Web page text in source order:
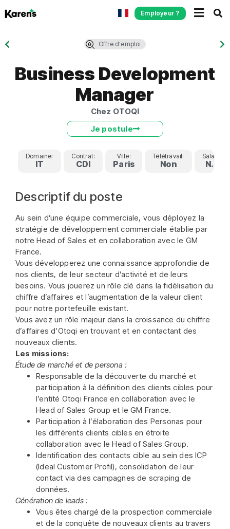
Employeur ?
Offre d'emploi
Business Development
Manager
Chez OTOQI
Je postule
Domaine:
IT
Contrat:
CDI
Ville:
Paris
Télétravail:
Non
Salaire:
N.C
Descriptif du poste
Au sein d’une équipe commerciale, vous déployez la
stratégie de développement commerciale établie par
notre Head of Sales et en collaboration avec le GM
France.
Vous développerez une connaissance approfondie de
nos clients, de leur secteur d’activité et de leurs
besoins. Vous jouerez un rôle clé dans la fidélisation du
chiffre d’affaires et l’augmentation de la valeur client
pour notre portefeuille existant.
Vous avez un rôle majeur dans la croissance du chiffre
d’affaires d’Otoqi en trouvant et en contactant des
nouveaux clients.
Les missions:
Étude de marché et de persona :
Responsable de la découverte du marché et
participation à la définition des clients cibles pour
l’entité Otoqi France en collaboration avec le
Head of Sales Group et le GM France.
Participation à l’élaboration des Personas pour
les différents clients cibles en étroite
collaboration avec le Head of Sales Group.
Identification des contacts cible au sein des ICP
(Ideal Customer Profil), consolidation de leur
contact via des campagnes de scraping de
données.
Génération de leads :
Vous êtes chargé de la prospection commerciale
et de la conquête de nouveaux clients au travers